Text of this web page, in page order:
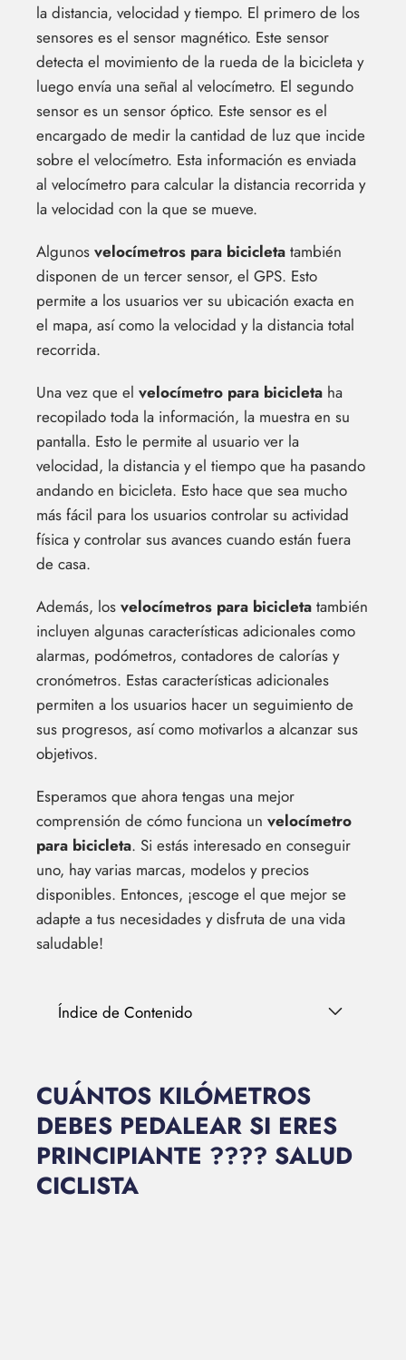
la distancia, velocidad y tiempo. El primero de los
sensores es el sensor magnético. Este sensor
detecta el movimiento de la rueda de la bicicleta y
luego envía una señal al velocímetro. El segundo
sensor es un sensor óptico. Este sensor es el
encargado de medir la cantidad de luz que incide
sobre el velocímetro. Esta información es enviada
al velocímetro para calcular la distancia recorrida y
la velocidad con la que se mueve.
Algunos velocímetros para bicicleta también
disponen de un tercer sensor, el GPS. Esto
permite a los usuarios ver su ubicación exacta en
el mapa, así como la velocidad y la distancia total
recorrida.
Una vez que el velocímetro para bicicleta ha
recopilado toda la información, la muestra en su
pantalla. Esto le permite al usuario ver la
velocidad, la distancia y el tiempo que ha pasando
andando en bicicleta. Esto hace que sea mucho
más fácil para los usuarios controlar su actividad
física y controlar sus avances cuando están fuera
de casa.
Además, los velocímetros para bicicleta también
incluyen algunas características adicionales como
alarmas, podómetros, contadores de calorías y
cronómetros. Estas características adicionales
permiten a los usuarios hacer un seguimiento de
sus progresos, así como motivarlos a alcanzar sus
objetivos.
Esperamos que ahora tengas una mejor
comprensión de cómo funciona un velocímetro
para bicicleta. Si estás interesado en conseguir
uno, hay varias marcas, modelos y precios
disponibles. Entonces, ¡escoge el que mejor se
adapte a tus necesidades y disfruta de una vida
saludable!
Índice de Contenido
CUÁNTOS KILÓMETROS
DEBES PEDALEAR SI ERES
PRINCIPIANTE ???? SALUD
CICLISTA